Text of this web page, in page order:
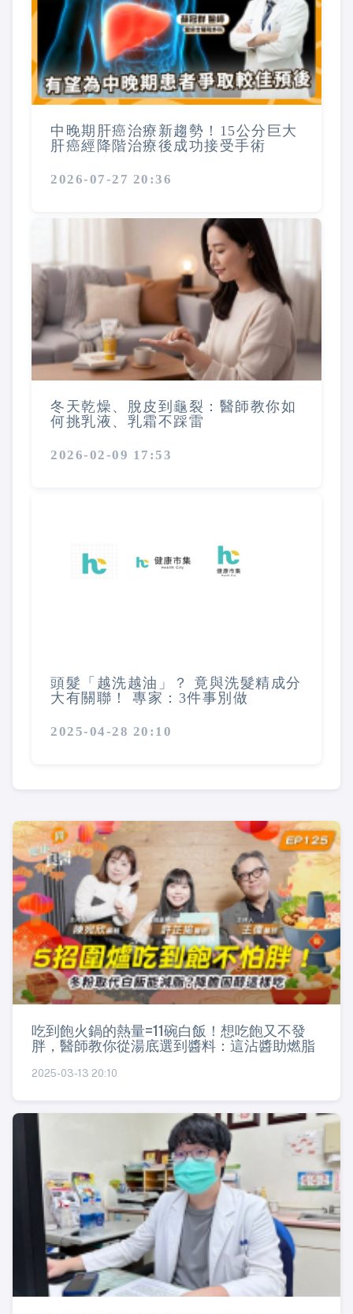
中晚期肝癌治療新趨勢！15公分巨大
肝癌經降階治療後成功接受手術
2026-07-27 20:36
冬天乾燥、脫皮到龜裂：醫師教你如
何挑乳液、乳霜不踩雷
2026-02-09 17:53
頭髮「越洗越油」？ 竟與洗髮精成分
大有關聯！ 專家：3件事別做
2025-04-28 20:10
吃到飽火鍋的熱量=11碗白飯！想吃飽又不發
胖，醫師教你從湯底選到醬料：這沾醬助燃脂
2025-03-13 20:10